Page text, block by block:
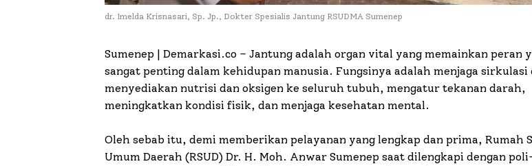
dr. Imelda Krisnasari, Sp. Jp., Dokter Spesialis Jantung RSUDMA Sumenep
Sumenep | Demarkasi.co – Jantung adalah organ vital yang memainkan peran
sangat penting dalam kehidupan manusia. Fungsinya adalah menjaga sirkulasi
menyediakan nutrisi dan oksigen ke seluruh tubuh, mengatur tekanan darah,
meningkatkan kondisi fisik, dan menjaga kesehatan mental.
Oleh sebab itu, demi memberikan pelayanan yang lengkap dan prima, Rumah
Umum Daerah (RSUD) Dr. H. Moh. Anwar Sumenep saat dilengkapi dengan